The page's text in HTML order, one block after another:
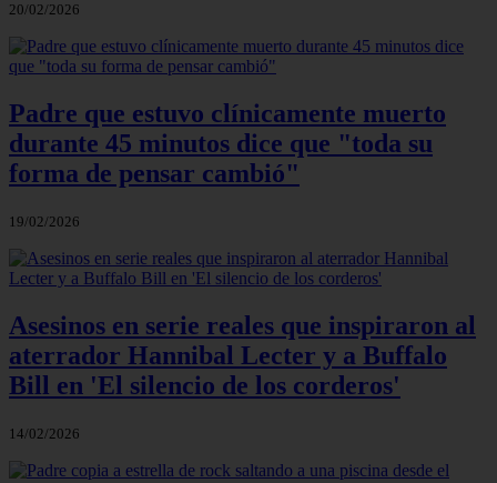
20/02/2026
Padre que estuvo clínicamente muerto
durante 45 minutos dice que "toda su
forma de pensar cambió"
19/02/2026
Asesinos en serie reales que inspiraron al
aterrador Hannibal Lecter y a Buffalo
Bill en 'El silencio de los corderos'
14/02/2026